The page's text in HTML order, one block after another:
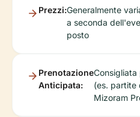
Prezzi:Generalmente
a seconda
posto
Prenotazione
Anticipata:
(es. partite
Mizoram